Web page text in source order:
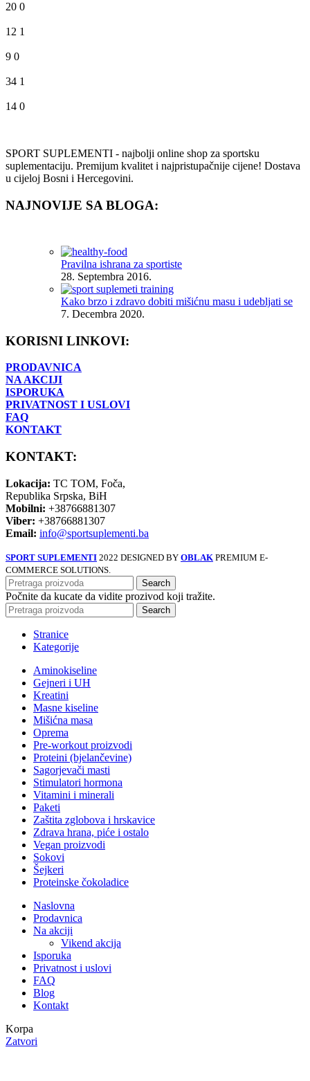
20 0
12 1
9 0
34 1
14 0
SPORT SUPLEMENTI - najbolji online shop za sportsku
suplementaciju. Premijum kvalitet i najpristupačnije cijene! Dostava
u cijeloj Bosni i Hercegovini.
NAJNOVIJE SA BLOGA:
Pravilna ishrana za sportiste
28. Septembra 2016.
Kako brzo i zdravo dobiti mišićnu masu i udebljati se
7. Decembra 2020.
KORISNI LINKOVI:
PRODAVNICA
NA AKCIJI
ISPORUKA
PRIVATNOST I USLOVI
FAQ
KONTAKT
KONTAKT:
Lokacija: TC TOM, Foča,
Republika Srpska, BiH
Mobilni: +38766881307
Viber: +38766881307
Email: info@sportsuplementi.ba
SPORT SUPLEMENTI 2022 DESIGNED BY OBLAK PREMIUM E-
COMMERCE SOLUTIONS.
Search
Počnite da kucate da vidite prozivod koji tražite.
Search
Stranice
Kategorije
Aminokiseline
Gejneri i UH
Kreatini
Masne kiseline
Mišićna masa
Oprema
Pre-workout proizvodi
Proteini (bjelančevine)
Sagorjevači masti
Stimulatori hormona
Vitamini i minerali
Paketi
Zaštita zglobova i hrskavice
Zdrava hrana, piće i ostalo
Vegan proizvodi
Sokovi
Šejkeri
Proteinske čokoladice
Naslovna
Prodavnica
Na akciji
Vikend akcija
Isporuka
Privatnost i uslovi
FAQ
Blog
Kontakt
Korpa
Zatvori